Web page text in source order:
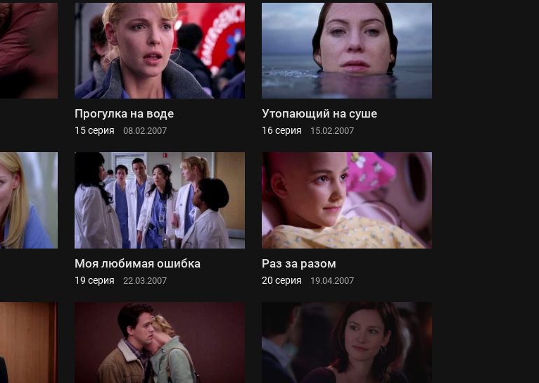
Прогулка на воде
15 серия 08.02.2007
Утопающий на суше
16 серия 15.02.2007
Моя любимая ошибка
19 серия 22.03.2007
Раз за разом
20 серия 19.04.2007